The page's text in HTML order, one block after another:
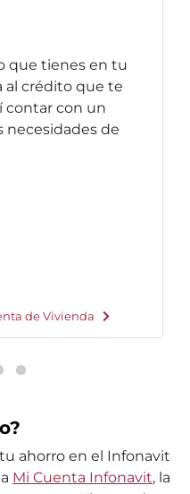
que tienes en tu
al crédito que te
contar con un
necesidades de
de Vivienda
ahorro en el Infonavit
Mi Cuenta Infonavit, la